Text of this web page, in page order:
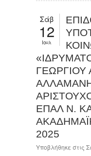
Σάβ
12
Ιουλ
ΓΕΩΡΓΙΟΥ
ΕΠΑΛ Ν.
2025
Υποβλήθηκε στις